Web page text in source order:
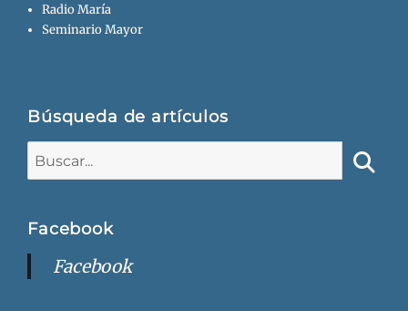
Radio María
Seminario Mayor
Búsqueda de artículos
Facebook
Facebook